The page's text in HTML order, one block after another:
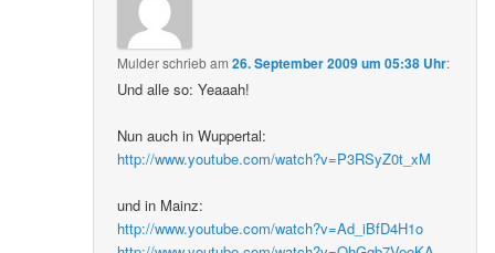
Mulderschriebam26. September 2009 um 05:38 Uhr:
Und alle so: Yeaaah!
Nun auch in Wuppertal:
http://www.youtube.com/watch?v=P3RSyZ0t_xM
und in Mainz:
http://www.youtube.com/watch?v=Ad_iBfD4H1o